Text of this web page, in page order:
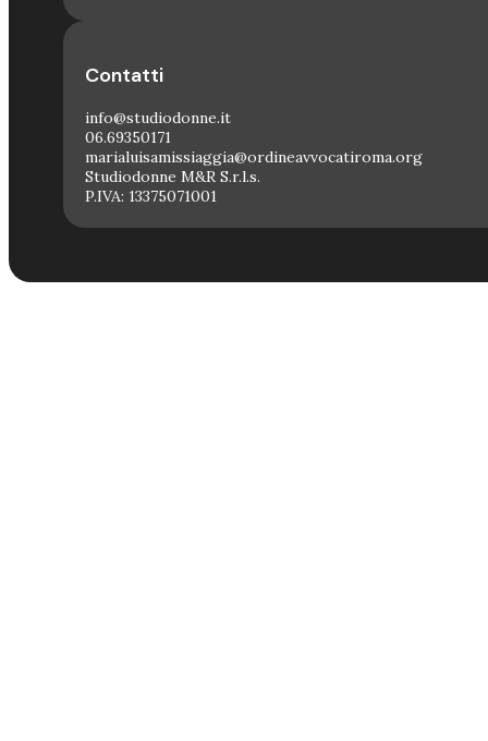
Contatti
info@studiodonne.it
06.69350171
marialuisamissiaggia@ordineavvocatiroma.org
Studiodonne M&R S.r.l.s.
P.IVA: 13375071001